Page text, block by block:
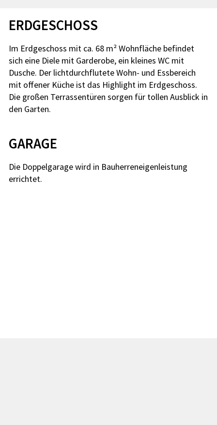
ERDGESCHOSS
Im Erdgeschoss mit ca. 68 m² Wohnfläche befindet
sich eine Diele mit Garderobe, ein kleines WC mit
Dusche. Der lichtdurchflutete Wohn- und Essbereich
mit offener Küche ist das Highlight im Erdgeschoss.
Die großen Terrassentüren sorgen für tollen Ausblick in
den Garten.
GARAGE
Die Doppelgarage wird in Bauherreneigenleistung
errichtet.